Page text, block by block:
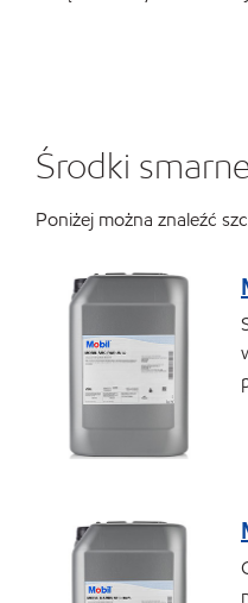
Środki
Poniżej można znaleźć